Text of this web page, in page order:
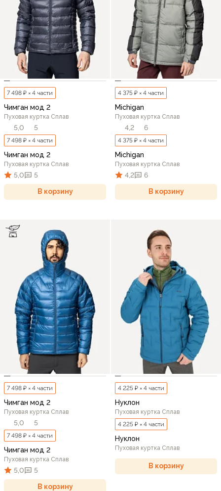
7 498 ₽ × 4 части
Чимган мод 2
Пуховая куртка Сплав
5,0 5
7 498 ₽ × 4 части
Чимган мод 2
Пуховая куртка Сплав
5,0 5
В корзину
4 375 ₽ × 4 части
Michigan
Пуховая куртка Сплав
4,2 6
4 375 ₽ × 4 части
Michigan
Пуховая куртка Сплав
4,2 6
В корзину
7 498 ₽ × 4 части
Чимган мод 2
Пуховая куртка Сплав
5,0 5
7 498 ₽ × 4 части
Чимган мод 2
Пуховая куртка Сплав
5,0 5
В корзину
4 225 ₽ × 4 части
Нуклон
Пуховая куртка Сплав
4 225 ₽ × 4 части
Нуклон
Пуховая куртка Сплав
В корзину